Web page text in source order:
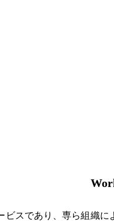
ビスであり、専ら組織